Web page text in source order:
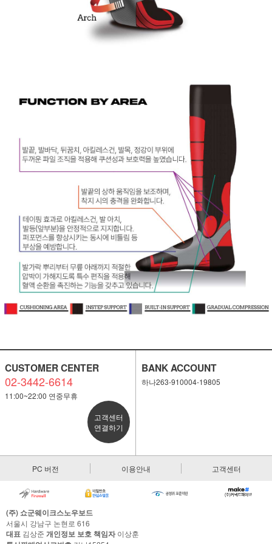
CUSTOMER CENTER
02-3442-6614
11:00~22:00 연중무휴
고객센터
연결하기
BANK ACCOUNT
하나263-910004-19805
PC 버전 이용안내 고객센터
(주) 쇼군웨이크스노우보드
서울시 강남구 논현로 616
대표 김상준 개인정보 보호 책임자이상훈